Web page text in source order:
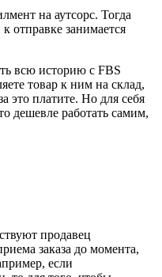
на аутсорс. Тогда
отправке занимается
всю историю с FBS
товар к ним на склад,
это платите. Но для себя
дешевле работать самим,
продавец
заказа до момента,
если